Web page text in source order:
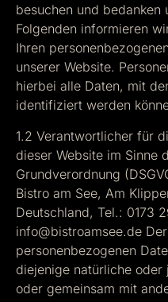
besuchen und bedanken
Folgenden informieren
Ihren
unserer Website.
hierbei alle Daten, mit
identifiziert werden
1.2 Verantwortlicher für
dieser Website im Sinne
Grundverordnung
Bistro am See, Am
Deutschland, Tel.: 0173
info@bistroamsee.de
personenbezogenen
diejenige natürliche oder
oder gemeinsam mit